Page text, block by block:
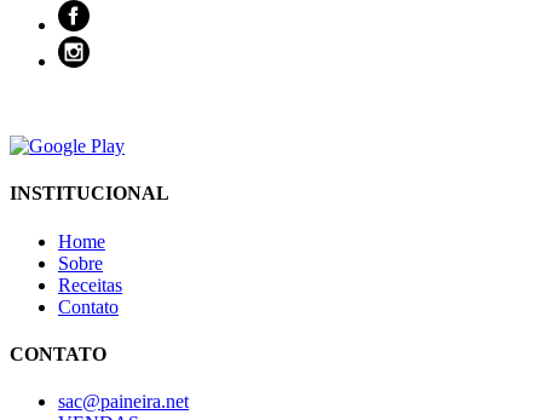
INSTITUCIONAL
Home
Sobre
Receitas
Contato
CONTATO
sac@paineira.net